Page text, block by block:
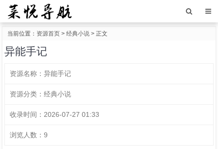
当前位置： 资源首页 > 经典小说 > 正文
异能手记
资源名称： 异能手记
资源分类： 经典小说
收录时间： 2026-07-27 01:33
浏览人数： 9